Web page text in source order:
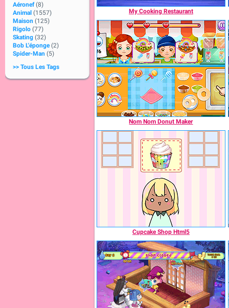
Aéronef (8)
Animal (1557)
Maison (125)
Rigolo (77)
Skating (32)
Bob L'éponge (2)
Spider-Man (5)
>> Tous Les Tags
My Cooking Restaurant
Nom Nom Donut Maker
Cupcake Shop Html5